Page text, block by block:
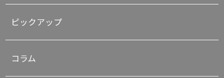
ピックアップ
コラム